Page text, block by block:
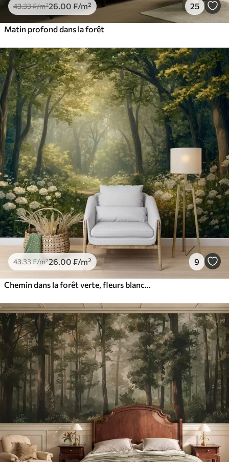
43.33₣/m²26 .00 ₣/m² 25
Matin profond dans la forêt
43.33₣/m²26.00 ₣/m² 9